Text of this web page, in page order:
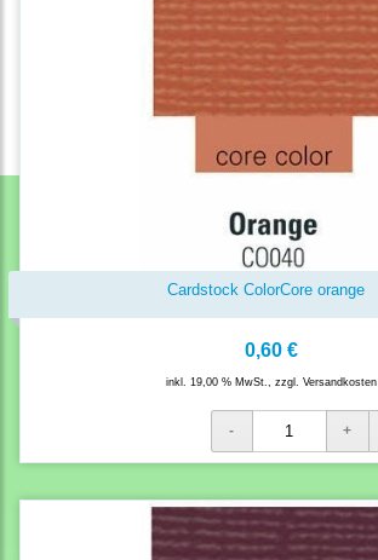
Cardstock ColorCore orange
0,60 €
inkl. 19,00 % MwSt., zzgl. Versandkosten